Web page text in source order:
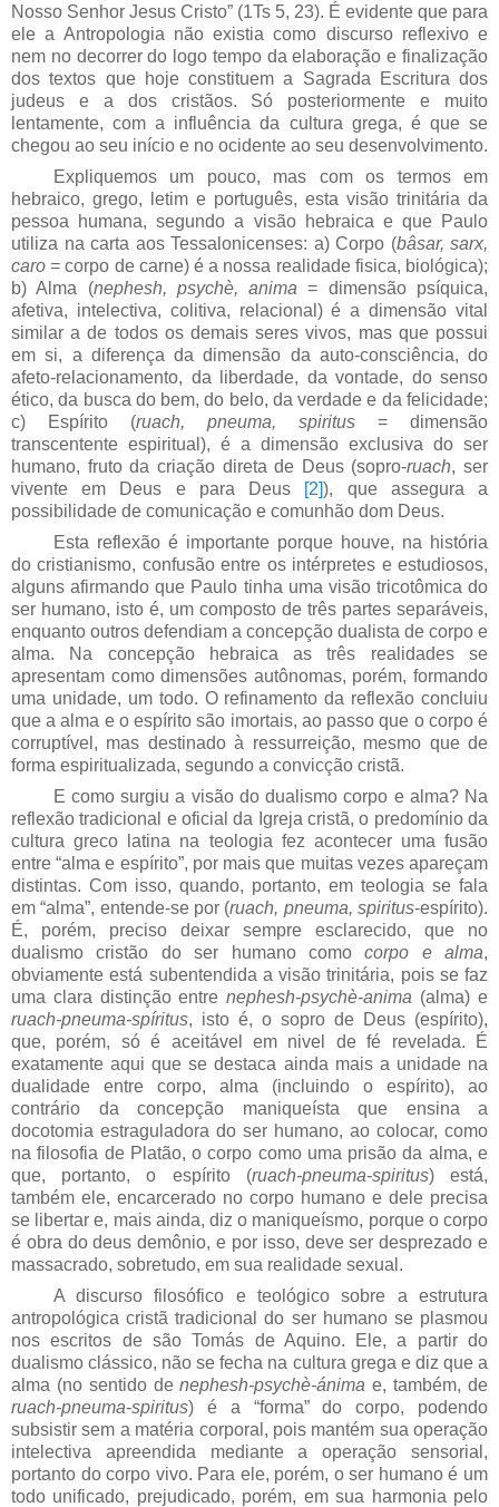
Nosso Senhor Jesus Cristo” (1Ts 5, 23). É evidente que para
ele a Antropologia não existia como discurso reflexivo e
nem no decorrer do logo tempo da elaboração e finalização
dos textos que hoje constituem a Sagrada Escritura dos
judeus e a dos cristãos. Só posteriormente e muito
lentamente, com a influência da cultura grega, é que se
chegou ao seu início e no ocidente ao seu desenvolvimento.
Expliquemos um pouco, mas com os termos em
hebraico, grego, letim e português, esta visão trinitária da
pessoa humana, segundo a visão hebraica e que Paulo
utiliza na carta aos Tessalonicenses: a) Corpo (bâsar, sarx,
caro= corpo de carne) é a nossa realidade fisica, biológica);
b) Alma (nephesh, psychè, anima= dimensão psíquica,
afetiva, intelectiva, colitiva, relacional) é a dimensão vital
similar a de todos os demais seres vivos, mas que possui
em si, a diferença da dimensão da auto-consciência, do
afeto-relacionamento, da liberdade, da vontade, do senso
ético, da busca do bem, do belo, da verdade e da felicidade;
c) Espírito (ruach, pneuma, spiritus = dimensão
transcentente espiritual), é a dimensão exclusiva do ser
humano, fruto da criação direta de Deus (sopro-ruach, ser
vivente em Deus e para Deus [2]), que assegura a
possibilidade de comunicação e comunhão dom Deus.
Esta reflexão é importante porque houve, na história
do cristianismo, confusão entre os intérpretes e estudiosos,
alguns afirmando que Paulo tinha uma visão tricotômica do
ser humano, isto é, um composto de três partes separáveis,
enquanto outros defendiam a concepção dualista de corpo e
alma. Na concepção hebraica as três realidades se
apresentam como dimensões autônomas, porém, formando
uma unidade, um todo. O refinamento da reflexão concluiu
que a alma e o espírito são imortais, ao passo que o corpo é
corruptível, mas destinado à ressurreição, mesmo que de
forma espiritualizada, segundo a convicção cristã.
E como surgiu a visão do dualismo corpo e alma? Na
reflexão tradicional e oficial da Igreja cristã, o predomínio da
cultura greco latina na teologia fez acontecer uma fusão
entre “alma e espírito”, por mais que muitas vezes apareçam
distintas. Com isso, quando, portanto, em teologia se fala
em “alma”, entende-se por (ruach, pneuma, spiritus-espírito).
É, porém, preciso deixar sempre esclarecido, que no
dualismo cristão do ser humano comocorpo e alma,
obviamente está subentendida a visão trinitária, pois se faz
uma clara distinção entrenephesh-psychè-anima (alma) e
ruach-pneuma-spíritus, isto é, o sopro de Deus (espírito),
que, porém, só é aceitável em nivel de fé revelada. É
exatamente aqui que se destaca ainda mais a unidade na
dualidade entre corpo, alma (incluindo o espírito), ao
contrário da concepção maniqueísta que ensina a
docotomia estraguladora do ser humano, ao colocar, como
na filosofia de Platão, o corpo como uma prisão da alma, e
que, portanto, o espírito (ruach-pneuma-spiritus) está,
também ele, encarcerado no corpo humano e dele precisa
se libertar e, mais ainda, diz o maniqueísmo, porque o corpo
é obra do deus demônio, e por isso, deve ser desprezado e
massacrado, sobretudo, em sua realidade sexual.
A discurso filosófico e teológico sobre a estrutura
antropológica cristã tradicional do ser humano se plasmou
nos escritos de são Tomás de Aquino. Ele, a partir do
dualismo clássico, não se fecha na cultura grega e diz que a
alma (no sentido denephesh-psychè-ánima e, também, de
ruach-pneuma-spiritus) é a “forma” do corpo, podendo
subsistir sem a matéria corporal, pois mantém sua operação
intelectiva apreendida mediante a operação sensorial,
portanto do corpo vivo. Para ele, porém, o ser humano é um
todo unificado, prejudicado, porém, em sua harmonia pelo